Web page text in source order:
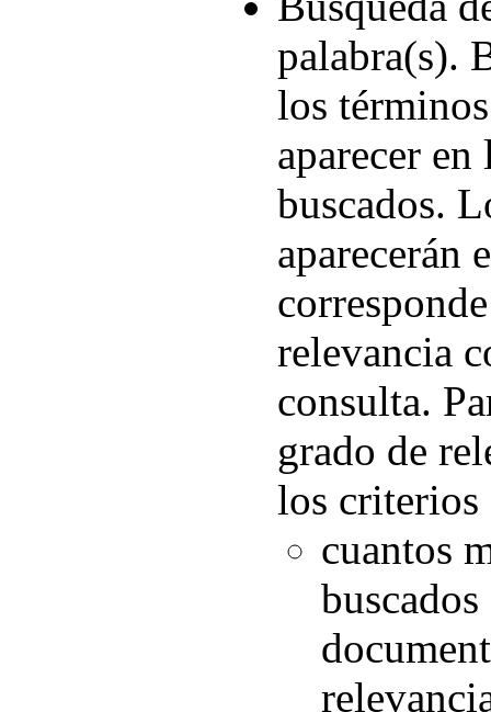
palabra(s).
los
aparecer
buscados.
aparecerán
relevancia
consulta.
grado de
los criterios
cuantos